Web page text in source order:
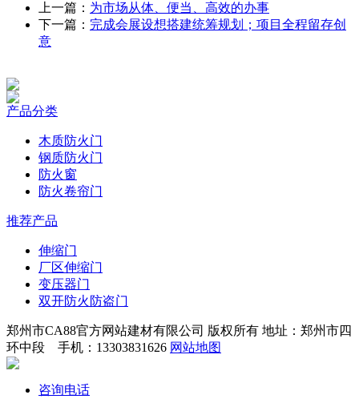
上一篇： 为市场从体、便当、高效的办事
下一篇： 完成会展设想搭建统筹规划；项目全程留存创
意
产品分类
木质防火门
钢质防火门
防火窗
防火卷帘门
推荐产品
伸缩门
厂区伸缩门
变压器门
双开防火防盗门
郑州市CA88官方网站建材有限公司 版权所有 地址：郑州市四
环中段 手机：13303831626 网站地图
咨询电话